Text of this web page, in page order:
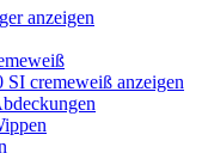
anzeigen
SI cremeweiß anzeigen